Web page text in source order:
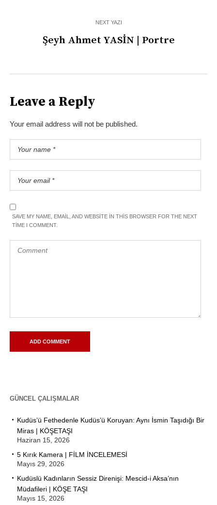
NEXT YAZI
Şeyh Ahmet YASİN | Portre
Leave a Reply
Your email address will not be published.
SAVE MY NAME, EMAIL, AND WEBSITE IN THIS BROWSER FOR THE NEXT
TIME I COMMENT.
GÜNCEL ÇALIŞMALAR
Kudüs’ü Fethedenle Kudüs’ü Koruyan: Aynı İsmin Taşıdığı Bir
Miras | KÖŞETAŞI
Haziran 15, 2026
5 Kırık Kamera | FİLM İNCELEMESİ
Mayıs 29, 2026
Kudüslü Kadınların Sessiz Direnişi: Mescid-i Aksa’nın
Müdafileri | KÖŞE TAŞI
Mayıs 15, 2026